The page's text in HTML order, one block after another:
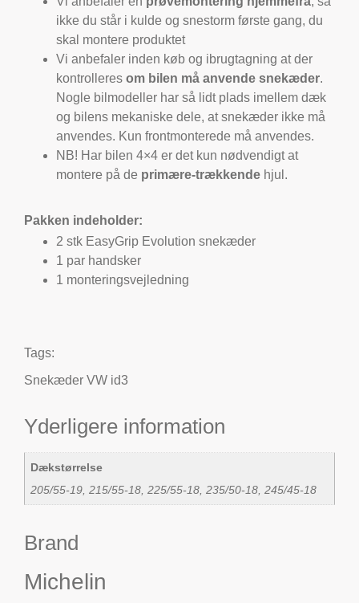
ikke du står i kulde og snestorm første gang, du
skal montere produktet
Vi anbefaler inden køb og ibrugtagning at der
kontrolleres om bilen må anvende snekæder.
Nogle bilmodeller har så lidt plads imellem dæk
og bilens mekaniske dele, at snekæder ikke må
anvendes. Kun frontmonterede må anvendes.
NB! Har bilen 4×4 er det kun nødvendigt at
montere på de primære-trækkende hjul.
Pakken indeholder:
2 stk EasyGrip Evolution snekæder
1 par handsker
1 monteringsvejledning
Tags:
Snekæder VW id3
Yderligere information
Dækstørrelse
205/55-19, 215/55-18, 225/55-18, 235/50-18, 245/45-18
Brand
Michelin